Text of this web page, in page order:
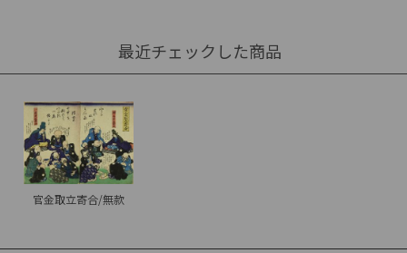
最近チェックした商品
官金取立寄合/無款